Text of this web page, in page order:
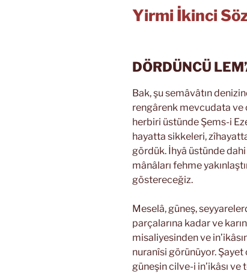
Yirmi İkinci
DÖRDÜNCÜ
Bak, şu semâvâtın
rengârenk mevcudata ve
herbiri üstünde Şems-i
hayatta sikkeleri,
gördük. İhyâ üstünde dahi
mânâları fehme
göstereceğiz.
Meselâ, güneş,
parçalarına kadar ve
misaliyesinden ve
nuranîsi görünüyor.
güneşin cilve-i in’ikâsı